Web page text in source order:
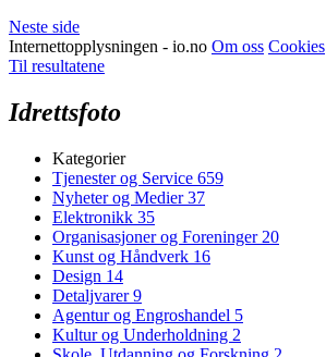
Neste side
Internettopplysningen - io.no Om oss Cookies
Til resultatene
Idrettsfoto
Kategorier
Tjenester og Service 659
Nyheter og Medier37
Elektronikk 35
Organisasjoner og Foreninger 20
Kunst og Håndverk 16
Design 14
Detaljvarer9
Agentur og Engroshandel 5
Kultur og Underholdning 2